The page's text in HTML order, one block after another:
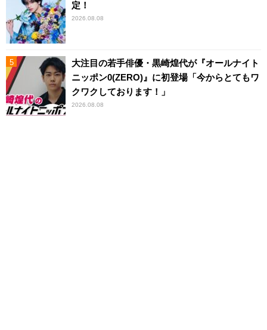
定！
2026.08.08
大注目の若手俳優・黒崎煌代が『オールナイト
ニッポン0(ZERO)』に初登場「今からとてもワ
クワクしております！」
2026.08.08